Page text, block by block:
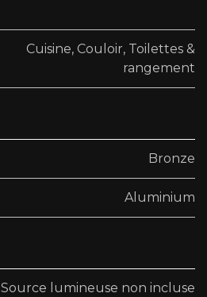
Cuisine, Couloir, Toilettes &
rangement
Bronze
Aluminium
Source lumineuse non incluse